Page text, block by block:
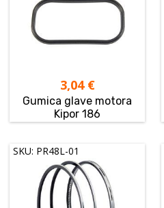
3,04 €
Gumica glave motora
Kipor 186
SKU: PR48L-01